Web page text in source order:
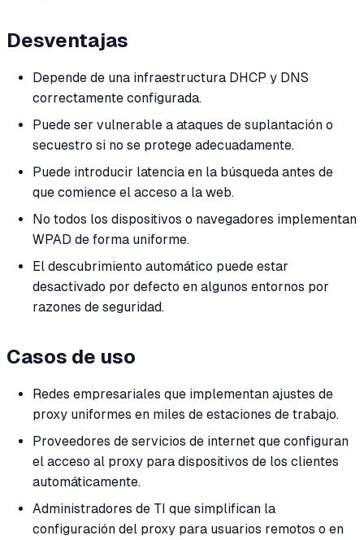
Desventajas
Depende de una infraestructura DHCP y DNS
correctamente configurada.
Puede ser vulnerable a ataques de suplantación o
secuestro si no se protege adecuadamente.
Puede introducir latencia en la búsqueda antes de
que comience el acceso a la web.
No todos los dispositivos o navegadores implementan
WPAD de forma uniforme.
El descubrimiento automático puede estar
desactivado por defecto en algunos entornos por
razones de seguridad.
Casos de uso
Redes empresariales que implementan ajustes de
proxy uniformes en miles de estaciones de trabajo.
Proveedores de servicios de internet que configuran
el acceso al proxy para dispositivos de los clientes
automáticamente.
Administradores de TI que simplifican la
configuración del proxy para usuarios remotos o en